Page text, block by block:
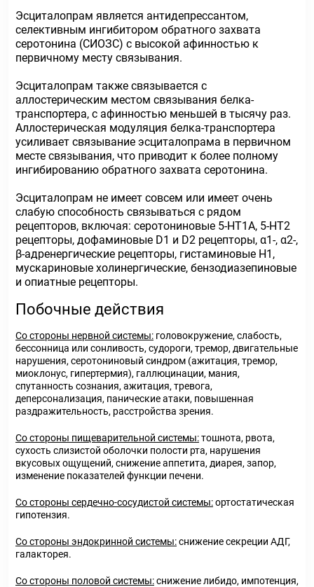
Эсциталопрам является антидепрессантом,
селективным ингибитором обратного захвата
серотонина (СИОЗС) с высокой афинностью к
первичному месту связывания.
Эсциталопрам также связывается с
аллостерическим местом связывания белка-
транспортера, с афинностью меньшей в тысячу раз.
Аллостерическая модуляция белка-транспортера
усиливает связывание эсциталопрама в первичном
месте связывания, что приводит к более полному
ингибированию обратного захвата серотонина.
Эсциталопрам не имеет совсем или имеет очень
слабую способность связываться с рядом
рецепторов, включая: серотониновые 5-НТ1А, 5-НТ2
рецепторы, дофаминовые D1 и D2 рецепторы, α1-, α2-,
β-адренергические рецепторы, гистаминовые Н1,
мускариновые холинергические, бензодиазепиновые
и опиатные рецепторы.
Побочные действия
Со стороны нервной системы: головокружение, слабость,
бессонница или сонливость, судороги, тремор, двигательные
нарушения, серотониновый синдром (ажитация, тремор,
миоклонус, гипертермия), галлюцинации, мания,
спутанность сознания, ажитация, тревога,
деперсонализация, панические атаки, повышенная
раздражительность, расстройства зрения.
Со стороны пищеварительной системы:тошнота, рвота,
сухость слизистой оболочки полости рта, нарушения
вкусовых ощущений, снижение аппетита, диарея, запор,
изменение показателей функции печени.
Со стороны сердечно-сосудистой системы:ортостатическая
гипотензия.
Со стороны эндокринной системы:снижение секреции АДГ,
галакторея.
Со стороны половой системы:снижение либидо, импотенция,